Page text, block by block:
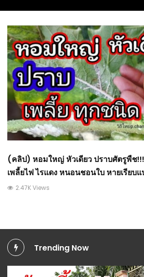
(คลิป) หอมใหญ่ หัวเดียว ปราบศัตรูพืช
เพลี้ยไฟ ไรแดง หนอนชอนใบ หายเรียบ
เกษตร
2.47K Views
Trending Now